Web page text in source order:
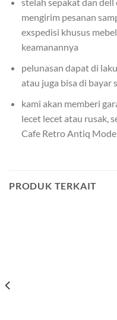
stelah sepakat dan dell
mengirim pesanan
exspedisi khusus
keamanannya
pelunasan dapat di
atau juga bisa di bayar
kami akan memberi
lecet lecet atau rusak,
Cafe Retro Antiq
PRODUK TERKAIT